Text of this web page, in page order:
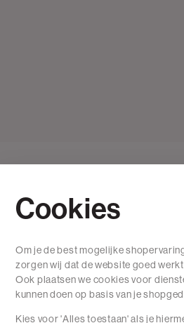
Wij zijn The Sting
Over The Sting
Cookies
Om je de best mogelijke
zorgen wij dat de website goed
Ook plaatsen we cookies voor
kunnen doen op basis van je
Kies voor 'Alles toestaan' als je